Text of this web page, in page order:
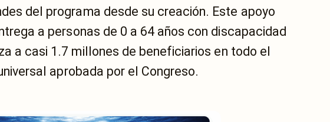
del programa desde su creación. Este apoyo
a personas de 0 a 64 años con discapacidad
a casi 1.7 millones de beneficiarios en todo el
aprobada por el Congreso.